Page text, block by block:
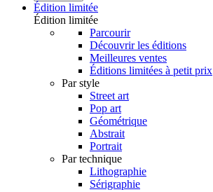
Édition limitée
Édition limitée
Parcourir
Découvrir les éditions
Meilleures ventes
Éditions limitées à petit prix
Par style
Street art
Pop art
Géométrique
Abstrait
Portrait
Par technique
Lithographie
Sérigraphie